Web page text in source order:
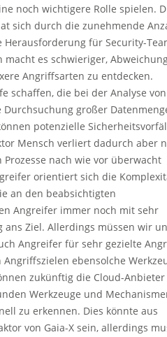
noch wichtigere Rolle spielen.
sich durch die zunehmende
für Security-
es schwieriger,
Angriffsarten zu entdecken.
schaffen, die bei der Analyse von
großer
potenzielle
Mensch verliert dadurch aber
nach wie vor überwacht
orientiert sich die
an den beabsichtigten
Angreifer immer noch mit sehr
Ziel. Allerdings müssen wir
Angreifer für sehr gezielte
ebensolche
zukünftig die Cloud-Anbieter
Werkzeuge und
zu erkennen. Dies könnte aus
von Gaia-X sein, allerdings